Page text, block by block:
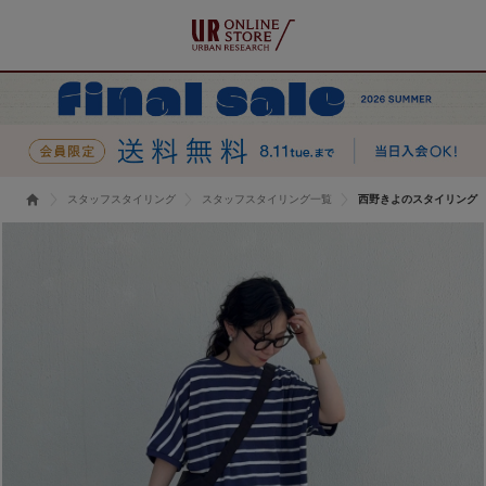
スタッフスタイリング スタッフスタイリング一覧 西野きよのスタイリング